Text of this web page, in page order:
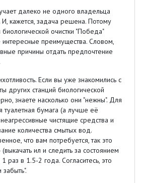
далеко не одного владельца
И, кажется, задача решена. Потому
очистки "Победа"
преимущества. Словом,
причины отдать предпочтение
Если вы уже знакомились с
других станций биологической
знаете насколько они "нежны". Для
туалетная бумага (а лучше её
чистящие средства и
количества смытых вод.
что вам потребуется, так это
ил и следить за состоянием
раз в 1.5-2 года. Согласитесь, это
забыть".